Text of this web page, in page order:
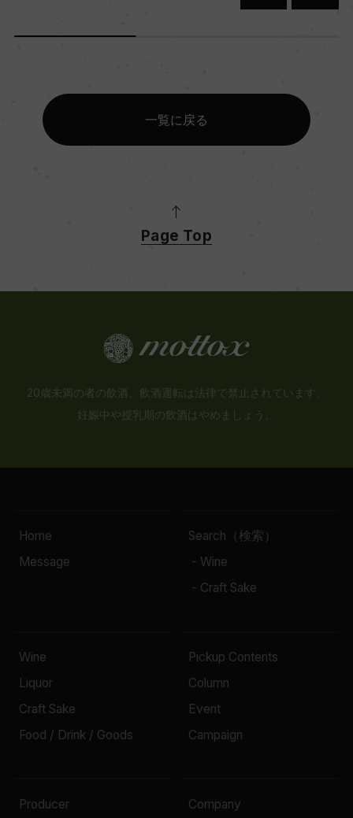
一覧に戻る
Page Top
20歳未満の者の飲酒、飲酒運転は法律で禁止されています。
妊娠中や授乳期の飲酒はやめましょう。
Home
Message
Search（検索）
- Wine
- Craft Sake
Wine
Liquor
Craft Sake
Food / Drink / Goods
Pickup Contents
Column
Event
Campaign
Producer Company